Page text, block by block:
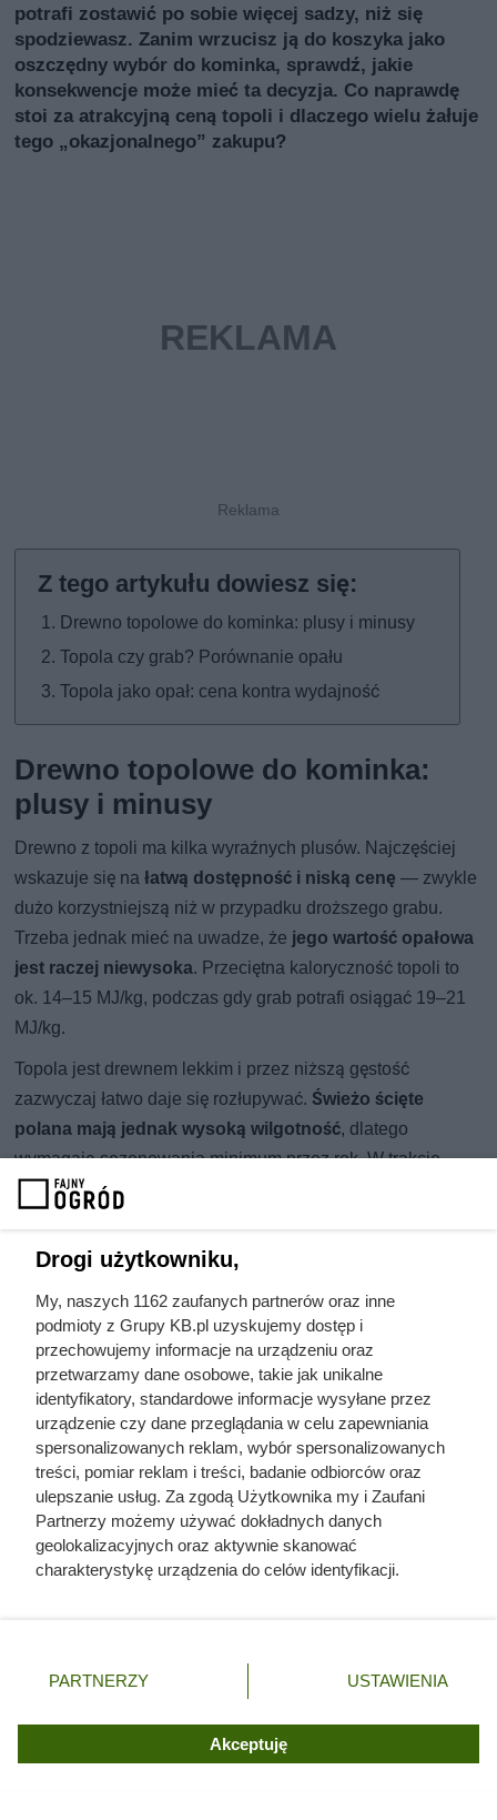
potrafi zostawić po sobie więcej sadzy, niż się
spodziewasz. Zanim wrzucisz ją do koszyka jako
oszczędny wybór do kominka, sprawdź, jakie
konsekwencje może mieć ta decyzja. Co naprawdę
stoi za atrakcyjną ceną topoli i dlaczego wielu żałuje
tego „okazjonalnego” zakupu?
Drewno topolowe do kominka: plusy i minusy
Topola czy grab? Porównanie opału
Topola jako opał: cena kontra wydajność
Drewno topolowe do kominka:
plusy i minusy
Drewno z topoli ma kilka wyraźnych plusów. Najczęściej
wskazuje się nałatwą dostępność i niską cenę — zwykle
dużo korzystniejszą niż w przypadku droższego grabu.
Trzeba jednak mieć na uwadze, że jego wartość opałowa
jest raczej niewysoka. Przeciętna kaloryczność topoli to
ok. 14–15 MJ/kg, podczas gdy grab potrafi osiągać 19–21
MJ/kg.
Topola jest drewnem lekkim i przez niższą gęstość
zazwyczaj łatwo daje się rozłupywać. Świeżo ścięte
polana mają jednak wysoką wilgotność, dlatego
wymagają sezonowania minimum przez rok. W trakcie
palenia pojawia się
dokładania do paleniska. Z tego powodu nie sprawdza się
najlepiej jako główne paliwo do kominka, szczególnie w
środku zimy.
Pomimo tych wad, topola potrafi być praktyczna —
się dość czysto i zostawia mało popiołu, więc łatwiej
utrzymać palenisko w porządku. Do tegołatwo łapie
, dlatego często wykorzystuje się ją jako wygodną
podpałkę lub dodatek do innych gatunków drewna.
Drogi użytkowniku,
My, naszych 1162 zaufanych partnerów oraz inne
podmioty z Grupy KB.pl uzyskujemy dostęp i
przechowujemy informacje na urządzeniu oraz
przetwarzamy dane osobowe, takie jak unikalne
identyfikatory, standardowe informacje wysyłane przez
urządzenie czy dane przeglądania w celu zapewniania
spersonalizowanych reklam, wybór spersonalizowanych
treści, pomiar reklam i treści, badanie odbiorców oraz
ulepszanie usług. Za zgodą Użytkownika my i Zaufani
Partnerzy możemy używać dokładnych danych
geolokalizacyjnych oraz aktywnie skanować
charakterystykę urządzenia do celów identyfikacji.
zmienić/wycofać klikając przycisk ustawień prywatności
znajdujący się w lewym dolnym rogu strony. Niektóre
użytkownika, ale masz prawo sprzeciwić się takiemu
przetwarzaniu. Preferencje będą miały zastosowania tylko
PARTNERZY USTAWIENIA
Akceptuję